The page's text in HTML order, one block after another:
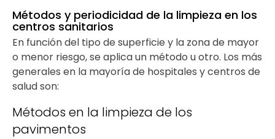
Métodos y periodicidad de la limpieza en los
centros sanitarios
En función del tipo de superficie y la zona de mayor
o menor riesgo, se aplica un método u otro. Los más
generales en la mayoría de hospitales y centros de
salud son:
Métodos en la limpieza de los
pavimentos